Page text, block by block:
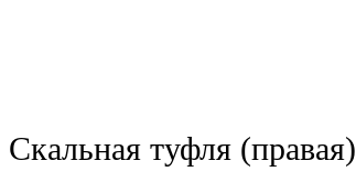
Скальная туфля (правая)